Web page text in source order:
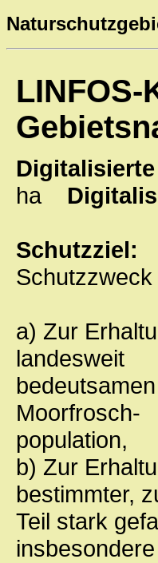
LINFOS-
ha
Schutzziel:
Schutzzweck
a) Zur
landesweit
Moorfrosch-
population,
b) Zur
bestimmter,
Teil stark
insbesondere